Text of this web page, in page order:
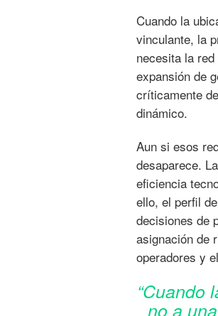
Cuando la
vinculante, la
necesita la
expansión de
críticamente
dinámico.
Aun si esos
desaparece.
eficiencia
ello, el perfil
decisiones de
asignación de
operadores y
“Cuando
no a